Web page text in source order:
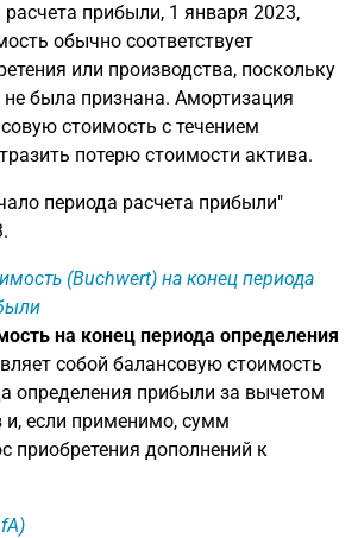
прибыли, 1 января 2023,
обычно соответствует
или производства, поскольку
была признана. Амортизация
стоимость с течением
потерю стоимости актива.
периода расчета прибыли"
(Buchwert) на конец периода
на конец периода определения
собой балансовую стоимость
определения прибыли за вычетом
если применимо, сумм
приобретения дополнений к